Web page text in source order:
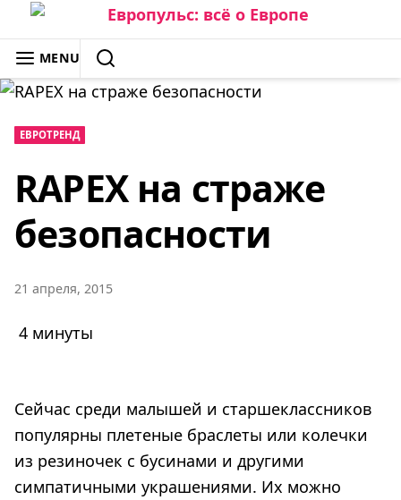
Skip
to
content
ЕВРОПУЛЬС: ВСЁ О ЕВРОПЕ
MENU
SEARCH
ЕВРОТРЕНД
RAPEX на страже
безопасности
21 апреля, 2015
4 минуты
Сейчас среди малышей и старшеклассников
популярны плетеные браслеты или колечки
из резиночек с бусинами и другими
симпатичными украшениями. Их можно